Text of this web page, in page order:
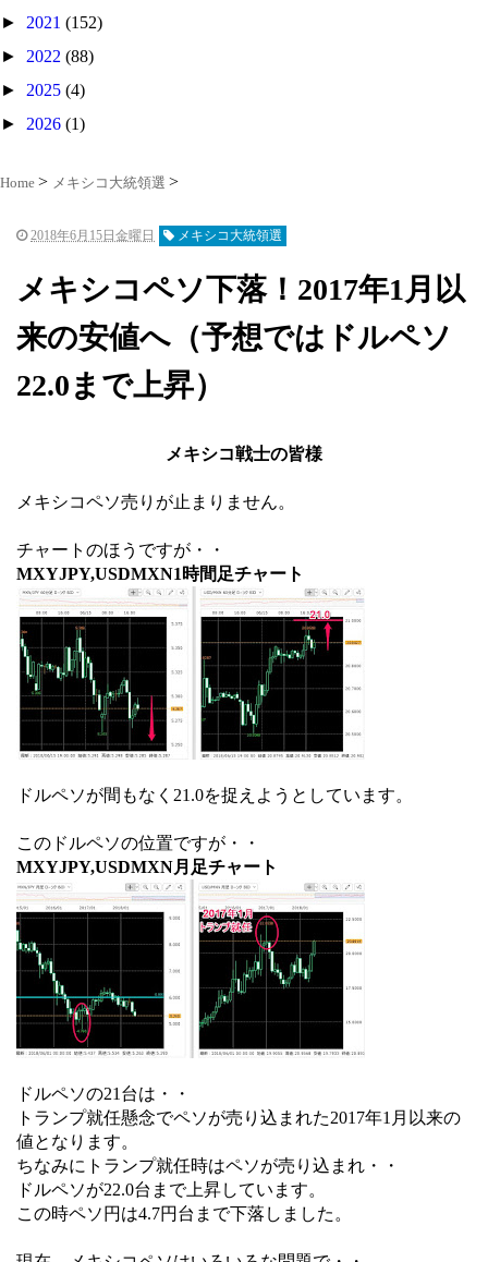
► 2021 (152)
► 2022 (88)
► 2025 (4)
► 2026 (1)
Home メキシコ大統領選
2018年6月15日金曜日 メキシコ大統領選
メキシコペソ下落！2017年1月以
来の安値へ（予想ではドルペソ
22.0まで上昇）
メキシコ戦士の皆様
メキシコペソ売りが止まりません。
チャートのほうですが・・
MXYJPY,USDMXN1時間足チャート
ドルペソが間もなく21.0を捉えようとしています。
このドルペソの位置ですが・・
MXYJPY,USDMXN月足チャート
ドルペソの21台は・・
トランプ就任懸念でペソが売り込まれた2017年1月以来の
値となります。
ちなみにトランプ就任時はペソが売り込まれ・・
ドルペソが22.0台まで上昇しています。
この時ペソ円は4.7円台まで下落しました。